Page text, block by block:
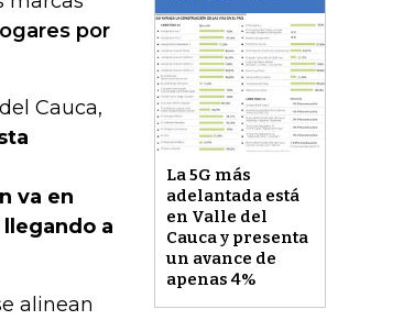
La 5G más
adelantada está
en Valle del
Cauca y presenta
un avance de
apenas 4%
por
Cauca,
va en
a
alinean